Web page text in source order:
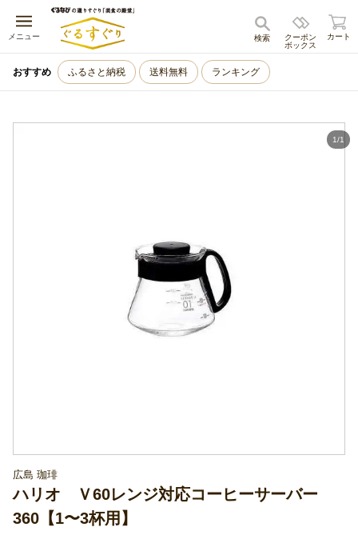
メニュー
キャンセル
クーポン
ボックス
検索 カート
おすすめ ふるさと納税 送料無料 ランキング
1/1
広島 珈琲
ハリオ Ｖ60レンジ対応コーヒーサーバー
360【1〜3杯用】